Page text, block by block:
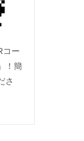
コー
！簡
さ